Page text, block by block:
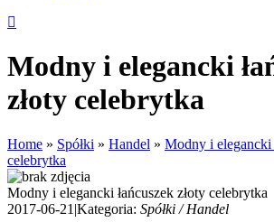
Modny i elegancki
złoty celebrytka
Home » Spółki » Handel » Modny i elegancki
celebrytka
Modny i elegancki łańcuszek złoty celebrytka
2017-06-21 |Kategoria: Spółki / Handel